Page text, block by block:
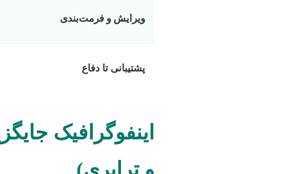
ویرایش و فرمت‌بندی
پشتیبانی تا دفاع
اینفوگرافیک